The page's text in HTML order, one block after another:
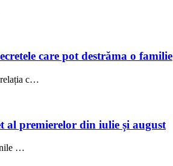
care pot destrăma o familie
relația c…
al premierelor din iulie și august
…